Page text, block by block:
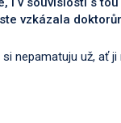
vzkázala
si nepamatuju už, ať